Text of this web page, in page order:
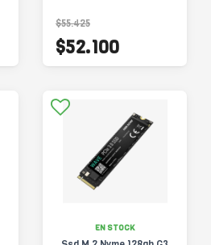
$55.425
$52.100
EN STOCK